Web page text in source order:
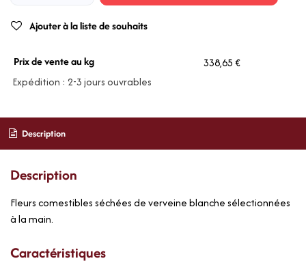
Ajouter à la liste de souhaits
Prix de vente au kg
338,65 €
Expédition : 2-3 jours ouvrables
Description
Description
Fleurs comestibles séchées de verveine blanche sélectionnées
à la main.
Caractéristiques